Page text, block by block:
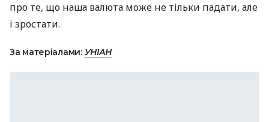
про те, що наша валюта може не тільки падати, але
і зростати.
За матеріалами: УНІАН